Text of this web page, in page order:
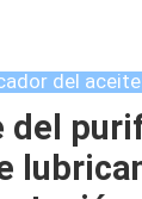
del
del